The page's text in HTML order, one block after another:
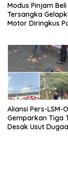
Modus Pinjam
Tersangka
Motor Diringkus
Aliansi Pers-LSM-
Gemparkan Tiga
Desak Usut